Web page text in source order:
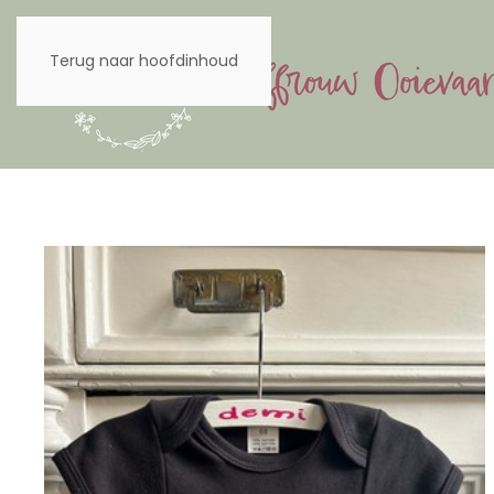
Terug naar hoofdinhoud